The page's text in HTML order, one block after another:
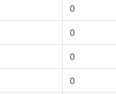
0
0
0
0